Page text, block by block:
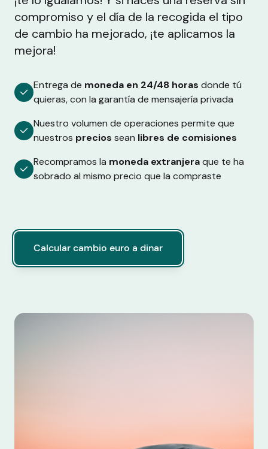
compromiso y el día de la recogida el tipo
de cambio ha mejorado, ¡te aplicamos la
mejora!
Entrega de moneda en 24/48 horas donde tú
quieras, con la garantía de mensajería privada
Nuestro volumen de operaciones permite que
nuestros precios sean libres de comisiones
Recompramos la moneda extranjeraque te ha
sobrado al mismo precio que la compraste
Calcular cambio euro a dinar
Calcular cambio euro a dinar